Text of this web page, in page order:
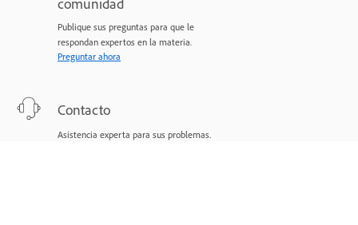
comunidad
Publique sus preguntas para que le
respondan expertos en la materia.
Preguntar ahora
Contacto
Asistencia experta para sus problemas.